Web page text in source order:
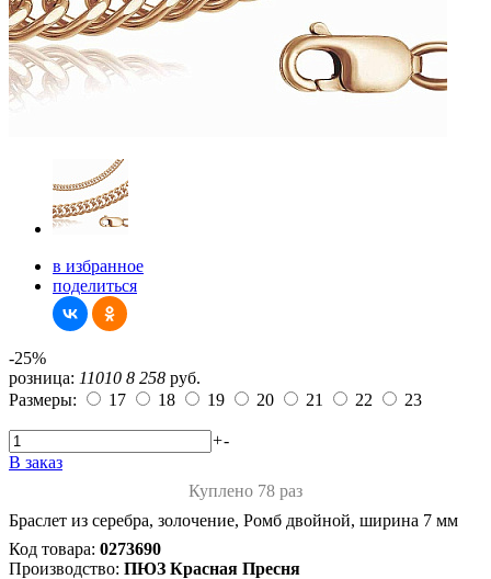
в избранное
поделиться
-25%
розница: 11010 8 258 руб.
Размеры:
17 18 19 20 21 22 23
+-
В заказ
Куплено 78 раз
Браслет из серебра, золочение, Ромб двойной, ширина 7 мм
Код товара: 0273690
Производство: ПЮЗ Красная Пресня